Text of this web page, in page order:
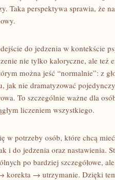
Taka perspektywa sprawia, że
do jedzenia w kontekście
nie tylko kaloryczne, ale też
można jeść “normalnie”: z
jak nie dramatyzować
To szczególnie ważne dla
liczeniem wszystkiego.
w potrzeby osób, które chcą
i do jedzenia oraz nastawienia.
po bardziej szczegółowe,
→ utrzymanie. Dzięki